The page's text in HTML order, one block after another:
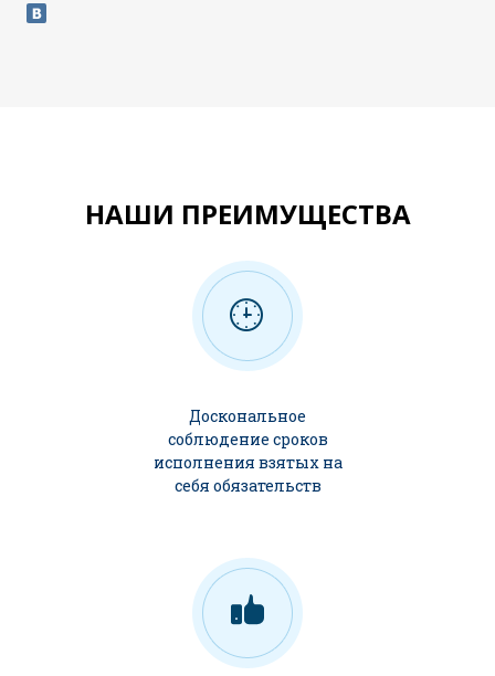
НАШИ ПРЕИМУЩЕСТВА
Доскональное
соблюдение сроков
исполнения взятых на
себя обязательств